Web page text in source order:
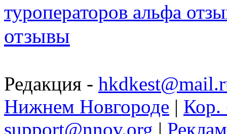
туроператоров альфа
отзывы
Редакция -
Нижнем Новгороде | Кор.
support@nnov.org |